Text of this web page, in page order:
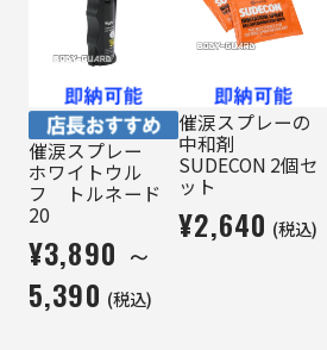
催涙スプレー
ホワイトウル
フ トルネード
20
¥3,890 ～
5,390 (税込)
催涙スプレーの
中和剤
SUDECON 2個セ
ット
¥2,640 (税込)